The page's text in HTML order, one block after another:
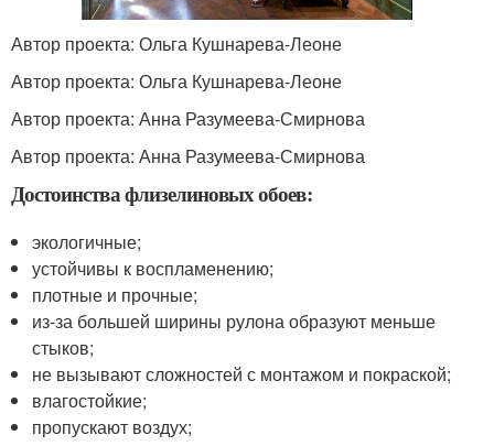
Автор проекта: Ольга Кушнарева-Леоне
Автор проекта: Ольга Кушнарева-Леоне
Автор проекта: Анна Разумеева-Смирнова
Автор проекта: Анна Разумеева-Смирнова
Достоинства флизелиновых обоев:
экологичные;
устойчивы к воспламенению;
плотные и прочные;
из-за большей ширины рулона образуют меньше
стыков;
не вызывают сложностей с монтажом и покраской;
влагостойкие;
пропускают воздух;